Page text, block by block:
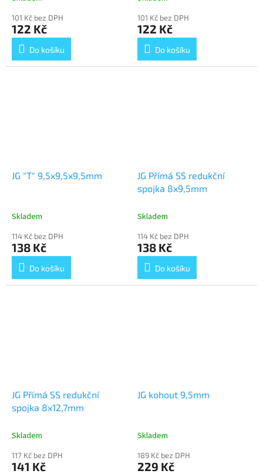
101 Kč bez DPH
122 Kč
Do košíku
101 Kč bez DPH
122 Kč
Do košíku
JG "T" 9,5x9,5x9,5mm
Skladem
114 Kč bez DPH
138 Kč
Do košíku
JG Přímá SS redukční
spojka 8x9,5mm
Skladem
114 Kč bez DPH
138 Kč
Do košíku
JG Přímá SS redukční
spojka 8x12,7mm
Skladem
117 Kč bez DPH
141 Kč
JG kohout 9,5mm
Skladem
189 Kč bez DPH
229 Kč